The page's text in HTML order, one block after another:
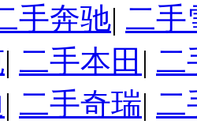
手奔驰| 二手
| 二手本田 | 二
| 二手奇瑞| 二